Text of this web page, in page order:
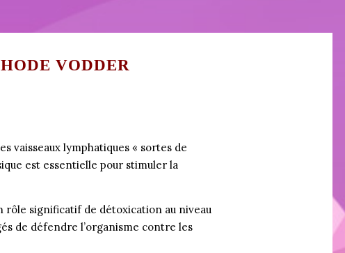
VODDER
vaisseaux lymphatiques « sortes de
est essentielle pour stimuler la
rôle significatif de détoxication au niveau
de défendre l’organisme contre les